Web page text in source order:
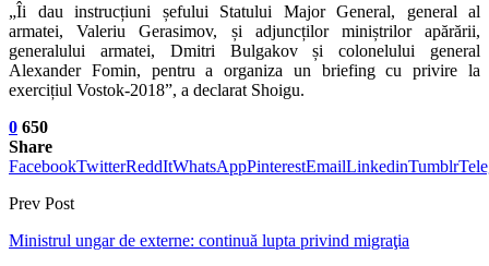
„Îi dau instrucțiuni șefului Statului Major General, general al
armatei, Valeriu Gerasimov, și adjuncților miniștrilor apărării,
generalului armatei, Dmitri Bulgakov și colonelului general
Alexander Fomin, pentru a organiza un briefing cu privire la
exercițiul Vostok-2018”, a declarat Shoigu.
0 650
Share
FacebookTwitterReddItWhatsAppPinterestEmailLinkedinTumblr
Prev Post
Ministrul ungar de externe: continuă lupta privind migraţia